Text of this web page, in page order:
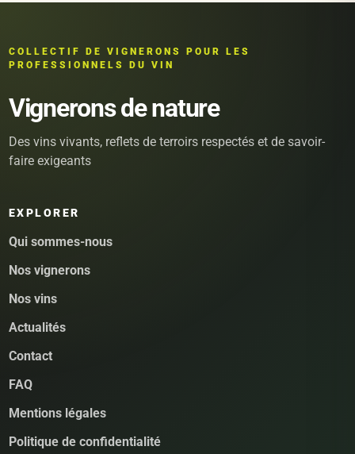
COLLECTIF DE VIGNERONS POUR LES
PROFESSIONNELS DU VIN
Vignerons de nature
Des vins vivants, reflets de terroirs respectés et de savoir-
faire exigeants
EXPLORER
Qui sommes-nous
Nos vignerons
Nos vins
Actualités
Contact
FAQ
Mentions légales
Politique de confidentialité